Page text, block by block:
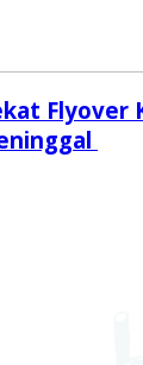
Flyover